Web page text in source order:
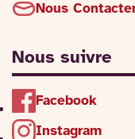
Nous
Nous suivre
Facebook
Instagram